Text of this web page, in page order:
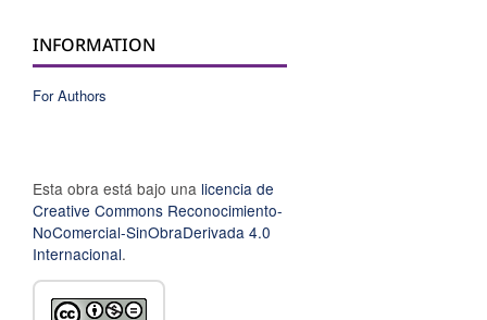
INFORMATION
For Authors
Esta obra está bajo una licencia de
Creative Commons Reconocimiento-
NoComercial-SinObraDerivada 4.0
Internacional.